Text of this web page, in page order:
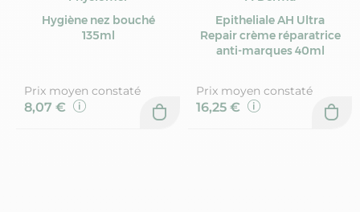
Hygiène nez bouché
135ml
Prix moyen constaté
8,07 €
Epitheliale AH Ultra
Repair crème réparatrice
anti-marques 40ml
Prix moyen constaté
16,25 €